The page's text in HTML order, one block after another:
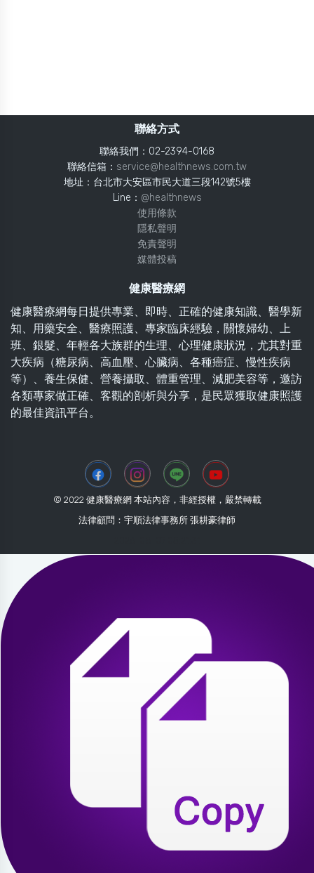
聯絡方式
聯絡我們：02-2394-0168
聯絡信箱： service@healthnews.com.tw
地址：台北市大安區市民大道三段142號5樓
Line： @healthnews
使用條款
隱私聲明
免責聲明
媒體投稿
健康醫療網
健康醫療網每日提供專業、即時、正確的健康知識、醫學新
知、用藥安全、醫療照護、專家臨床經驗，關懷婦幼、上
班、銀髮、年輕各大族群的生理、心理健康狀況，尤其對重
大疾病（糖尿病、高血壓、心臟病、各種癌症、慢性疾病
等）、養生保健、營養攝取、體重管理、減肥美容等，邀訪
各類專家做正確、客觀的剖析與分享，是民眾獲取健康照護
的最佳資訊平台。
© 2022 健康醫療網 本站內容，非經授權，嚴禁轉載
法律顧問：宇順法律事務所 張耕豪律師